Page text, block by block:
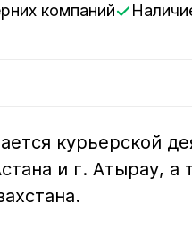
компаний
курьерской
и г. Атырау, а